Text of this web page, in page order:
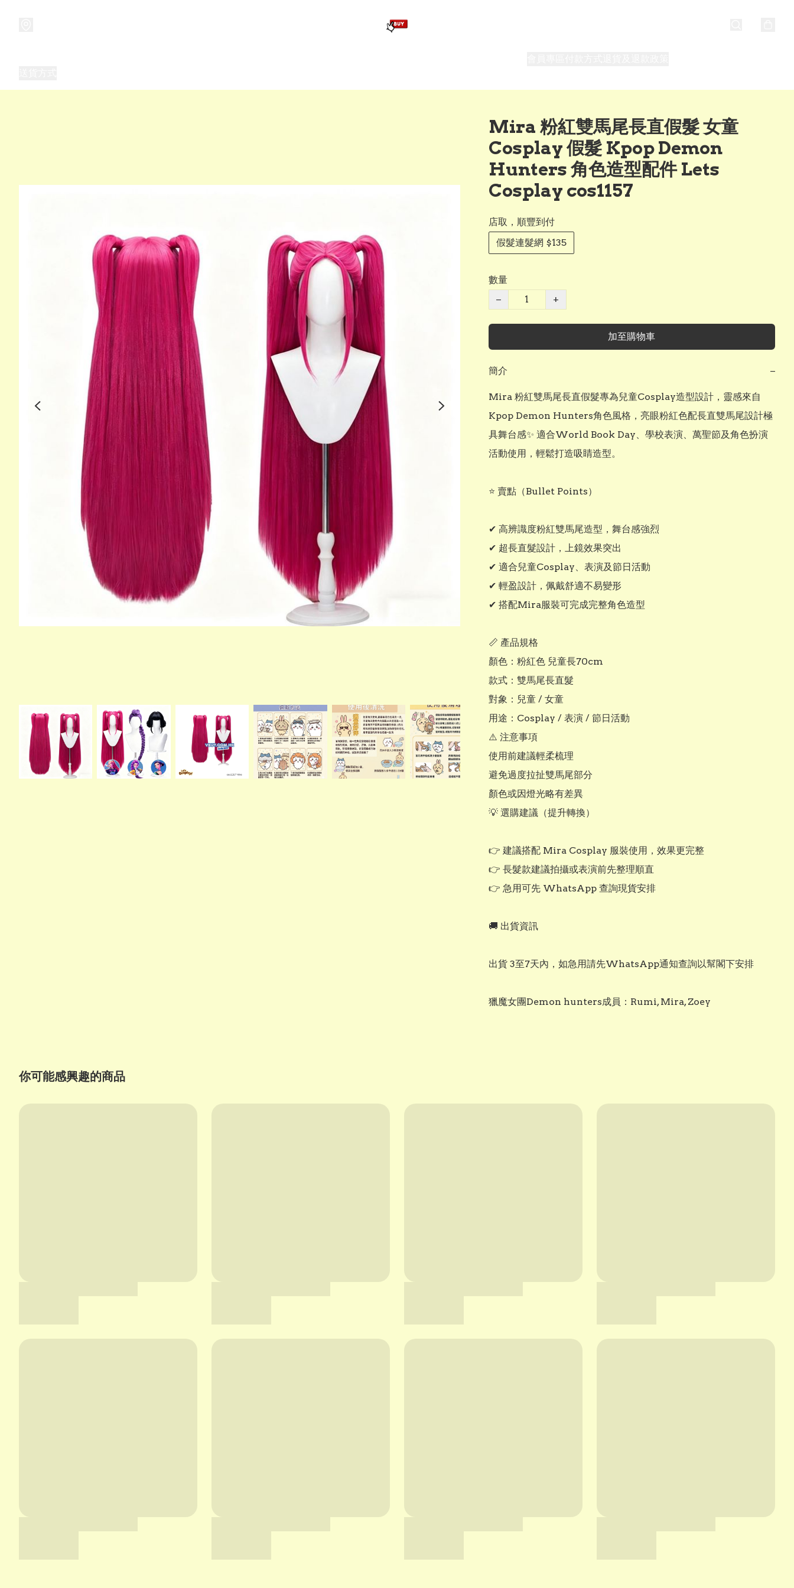
Mira 粉紅雙馬尾長直假髮 女童
Cosplay 假髮 Kpop Demon
Hunters 角色造型配件 Lets
Cosplay cos1157
店取，順豐到付
假髮連髮網 $135
數量
−
+
加至購物車
簡介 −
Mira 粉紅雙馬尾長直假髮專為兒童Cosplay造型設計，靈感來自
Kpop Demon Hunters角色風格，亮眼粉紅色配長直雙馬尾設計極
具舞台感✨ 適合World Book Day、學校表演、萬聖節及角色扮演
活動使用，輕鬆打造吸睛造型。
⭐ 賣點（Bullet Points）
✔ 高辨識度粉紅雙馬尾造型，舞台感強烈
✔ 超長直髮設計，上鏡效果突出
✔ 適合兒童Cosplay、表演及節日活動
✔ 輕盈設計，佩戴舒適不易變形
✔ 搭配Mira服裝可完成完整角色造型
📏 產品規格
顏色：粉紅色 兒童長70cm
款式：雙馬尾長直髮
對象：兒童 / 女童
用途：Cosplay / 表演 / 節日活動
⚠️ 注意事項
使用前建議輕柔梳理
避免過度拉扯雙馬尾部分
顏色或因燈光略有差異
💡 選購建議（提升轉換）
👉 建議搭配 Mira Cosplay 服裝使用，效果更完整
👉 長髮款建議拍攝或表演前先整理順直
👉 急用可先 WhatsApp 查詢現貨安排
🚚 出貨資訊
出貨 3至7天內，如急用請先WhatsApp通知查詢以幫閣下安排
獵魔女團Demon hunters成員：Rumi, Mira, Zoey
你可能感興趣的商品